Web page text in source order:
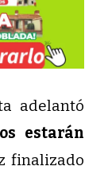
adelantó
estarán
finalizado